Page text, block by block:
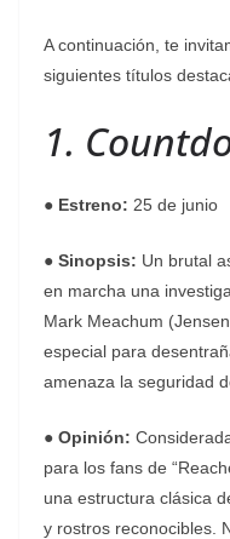
A continuación, te
siguientes títulos
1.
● Estreno: 25 de junio
● Sinopsis: Un brutal
en marcha una
Mark Meachum
especial para
amenaza la seguridad
● Opinión:
para los fans de
una estructura clásica
y rostros reconocibles.